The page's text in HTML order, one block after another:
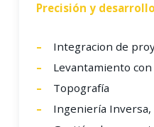
Precisión y
Integracion de
Levantamiento con
Topografía
Ingeniería Inversa,